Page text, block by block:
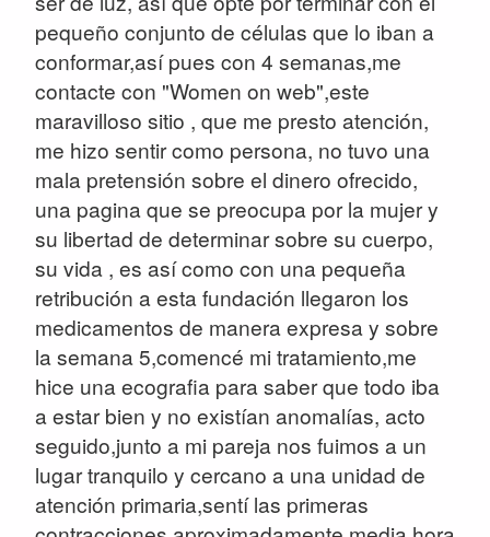
pequeño conjunto de células que lo iban a
conformar,así pues con 4 semanas,me
contacte con "Women on web",este
maravilloso sitio , que me presto atención,
me hizo sentir como persona, no tuvo una
mala pretensión sobre el dinero ofrecido,
una pagina que se preocupa por la mujer y
su libertad de determinar sobre su cuerpo,
su vida , es así como con una pequeña
retribución a esta fundación llegaron los
medicamentos de manera expresa y sobre
la semana 5,comencé mi tratamiento,me
hice una ecografia para saber que todo iba
a estar bien y no existían anomalías, acto
seguido,junto a mi pareja nos fuimos a un
lugar tranquilo y cercano a una unidad de
atención primaria,sentí las primeras